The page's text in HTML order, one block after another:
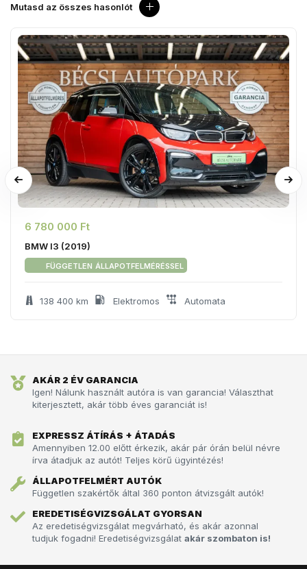
Mutasd az összes hasonlót
6 780 000 Ft
BMW I3 (2019)
független állapotfelméréssel
138 400 km Elektromos Automata
AKÁR 2 ÉV GARANCIA
Igen! Nálunk használt autóra is van garancia! Választhat
kiterjesztett, akár több éves garanciát is!
EXPRESSZ ÁTÍRÁS + ÁTADÁS
Amennyiben 12.00 előtt érkezik, akár pár órán belül névre
írva átadjuk az autót!­­­ Teljes körű ügyintézés!
ÁLLAPOTFELMÉRT AUTÓK
Független szakértők által 360 ponton átvizsgált autók!
EREDETISÉGVIZSGÁLAT GYORSAN
Az eredetiségvizsgálat megvárható, és akár azonnal
tudjuk fogadni! Eredetiségvizsgálat akár szombaton is!